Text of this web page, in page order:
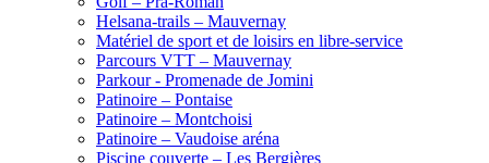
Helsana-trails – Mauvernay
Matériel de sport et de loisirs en libre-service
Parcours VTT – Mauvernay
Parkour - Promenade de Jomini
Patinoire – Pontaise
Patinoire – Montchoisi
Patinoire – Vaudoise aréna
Piscine couverte – Les Bergières